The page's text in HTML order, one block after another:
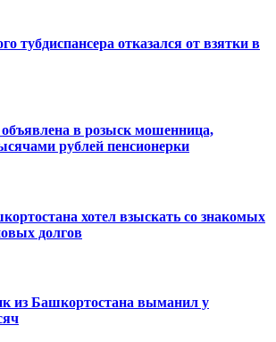
тубдиспансера отказался от взятки в
в розыск мошенница,
рублей пенсионерки
хотел взыскать со знакомых
долгов
из Башкортостана выманил у